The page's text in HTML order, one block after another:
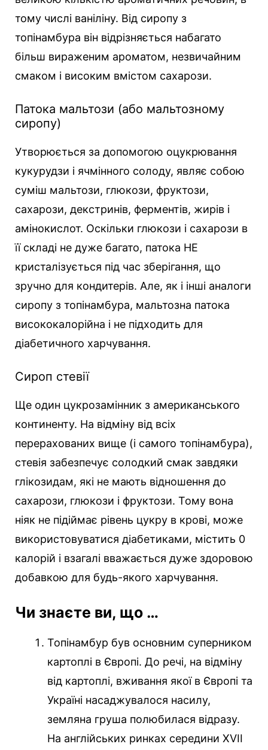
тому числі ваніліну. Від сиропу з
топінамбура він відрізняється набагато
більш вираженим ароматом, незвичайним
смаком і високим вмістом сахарози.
Патока мальтози (або мальтозному
сиропу)
Утворюється за допомогою оцукрювання
кукурудзи і ячмінного солоду, являє собою
суміш мальтози, глюкози, фруктози,
сахарози, декстринів, ферментів, жирів і
амінокислот. Оскільки глюкози і сахарози в
її складі не дуже багато, патока НЕ
кристалізується під час зберігання, що
зручно для кондитерів. Але, як і інші аналоги
сиропу з топінамбура, мальтозна патока
висококалорійна і не підходить для
діабетичного харчування.
Сироп стевії
Ще один цукрозамінник з американського
континенту. На відміну від всіх
перерахованих вище (і самого топінамбура),
стевія забезпечує солодкий смак завдяки
глікозидам, які не мають відношення до
сахарози, глюкози і фруктози. Тому вона
ніяк не підіймає рівень цукру в крові, може
використовуватися діабетиками, містить 0
калорій і взагалі вважається дуже здоровою
добавкою для будь-якого харчування.
Чи знаєте ви, що …
Топінамбур був основним суперником
картоплі в Європі. До речі, на відміну
від картоплі, вживання якої в Європі та
Україні насаджувалося насилу,
земляна груша полюбилася відразу.
На англійських ринках середини XVII